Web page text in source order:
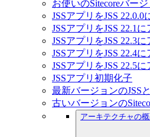
お使いのSitecoreバー
JSSアプリをJSS
JSSアプリをJSS 22.1
JSSアプリをJSS 22.3
JSSアプリをJSS 22.4
JSSアプリをJSS 22.5
JSSアプリ初期化子
最新バージョンのJSS
古いバージョンの
アーキテクチャの